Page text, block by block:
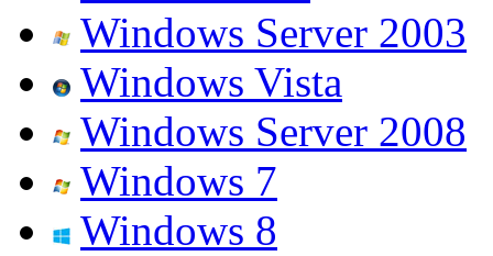
Windows Server 2003
Windows Vista
Windows Server 2008
Windows 7
Windows 8